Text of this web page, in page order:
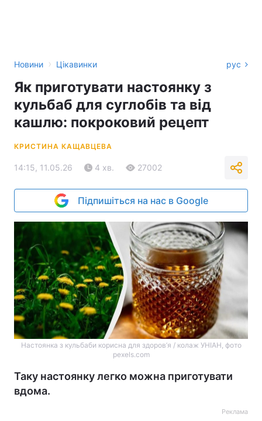
Новини › Цікавинки рус
Як приготувати настоянку з
кульбаб для суглобів та від
кашлю: покроковий рецепт
КРИСТИНА КАЩАВЦЕВА
14:15, 11.05.26 4 хв. 27002
Підпишіться на нас в Google
Настоянка з кульбаби корисна для здоров’я / колаж УНІАН, фото
pexels.com
Таку настоянку легко можна приготувати
вдома.
Реклама